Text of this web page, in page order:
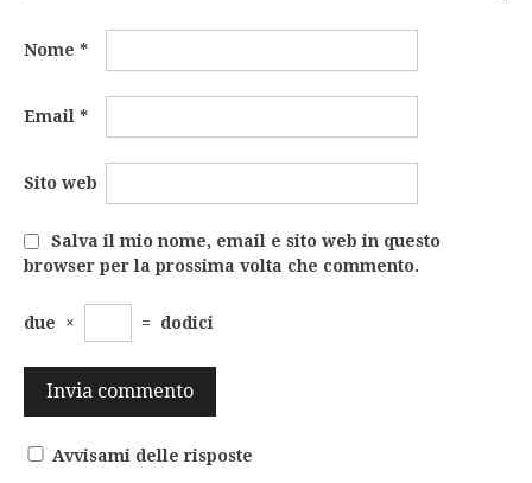
Nome *
Email *
Sito web
Salva il mio nome, email e sito web in questo
browser per la prossima volta che commento.
due × = dodici
Avvisami delle risposte